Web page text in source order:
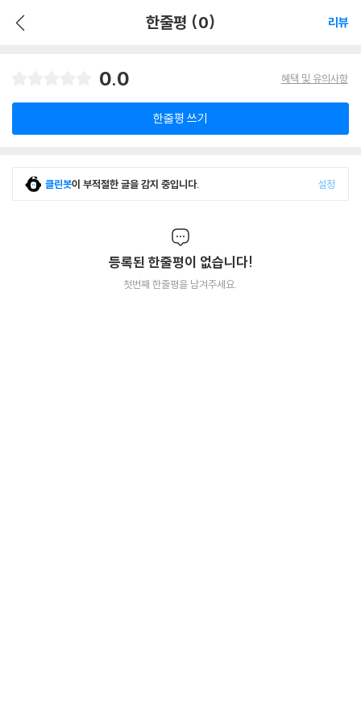
한줄평 (0) 리뷰
0.0 혜택 및 유의사항
한줄평 쓰기
클린봇이 부적절한 글을 감지 중입니다. 설정
등록된 한줄평이 없습니다!
첫번째 한줄평을 남겨주세요.